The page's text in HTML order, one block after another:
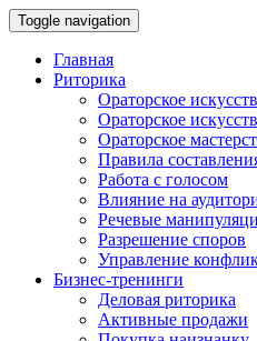
Toggle navigation
Главная
Риторика
Ораторское
Ораторское
Ораторское
Правила
Работа с голосом
Влияние на
Речевые
Разрешение споров
Управление
Бизнес-тренинги
Деловая риторика
Активные продажи